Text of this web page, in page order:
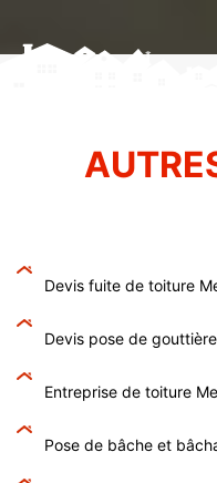
Devis fuite de toiture
Devis pose de
Entreprise de toiture
Pose de bâche et